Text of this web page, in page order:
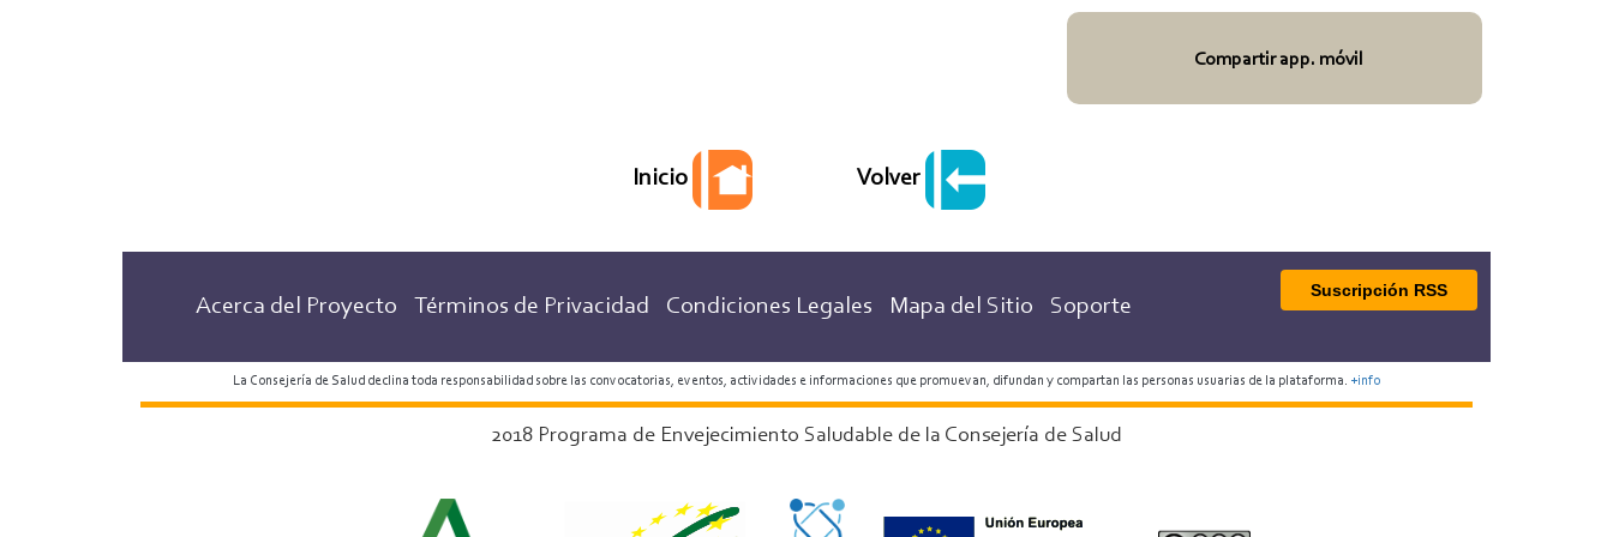
Compartir app. móvil
Inicio Volver
Acerca del Proyecto Términos de Privacidad Condiciones Legales Mapa del Sitio Soporte
Suscripción RSS
La Consejería de Salud declina toda responsabilidad sobre las convocatorias, eventos, actividades e informaciones que promuevan, difundan y compartan las personas usuarias de la plataforma. +info
2018 Programa de Envejecimiento Saludable de la Consejería de Salud